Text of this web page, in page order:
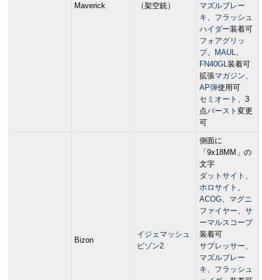
Maverick （架空銃）
マズルブレー
キ、 フラッシュ
ハイダー装着可
フォアグリッ
プ、 MAUL、
FN40GL装着可
拡張マガジン、
AP弾使用可
セミオート 、3
点バースト 変更
可
Bizon
イジェマッシュ
ビゾン2
側面に
「9x18MM」の
文字
ダットサイト 、
ホロサイト 、
ACOG、 マグニ
ファイヤー、 サ
ーマルスコープ
装着可
サプレッサー、
マズルブレー
キ、 フラッシュ